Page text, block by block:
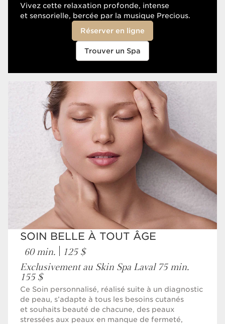
Vivez cette relaxation profonde, intense
et sensorielle, bercée par la musique Precious.
Réserver en ligne
Trouver un Spa
SOIN BELLE À TOUT ÂGE
60 min.
125 $
Exclusivement au Skin Spa Laval 75 min.
155 $
Ce Soin personnalisé, réalisé suite à un diagnostic
de peau, s’adapte à tous les besoins cutanés
et souhaits beauté de chacune, des peaux
stressées aux peaux en manque de fermeté,